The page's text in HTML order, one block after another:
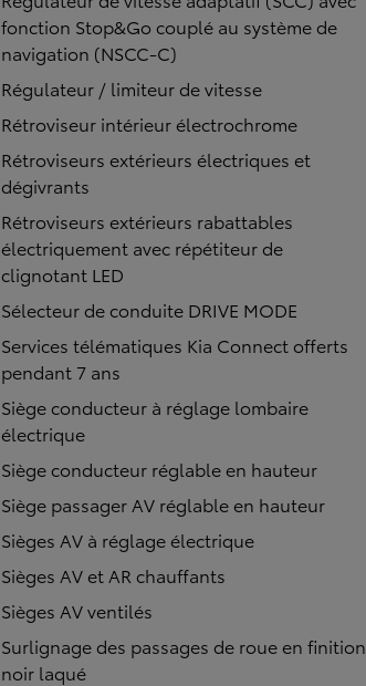
fonction Stop&Go couplé au système de
navigation (NSCC-C)
Régulateur / limiteur de vitesse
Rétroviseur intérieur électrochrome
Rétroviseurs extérieurs électriques et
dégivrants
Rétroviseurs extérieurs rabattables
électriquement avec répétiteur de
clignotant LED
Sélecteur de conduite DRIVE MODE
Services télématiques Kia Connect offerts
pendant 7 ans
Siège conducteur à réglage lombaire
électrique
Siège conducteur réglable en hauteur
Siège passager AV réglable en hauteur
Sièges AV à réglage électrique
Sièges AV et AR chauffants
Sièges AV ventilés
Surlignage des passages de roue en finition
noir laqué